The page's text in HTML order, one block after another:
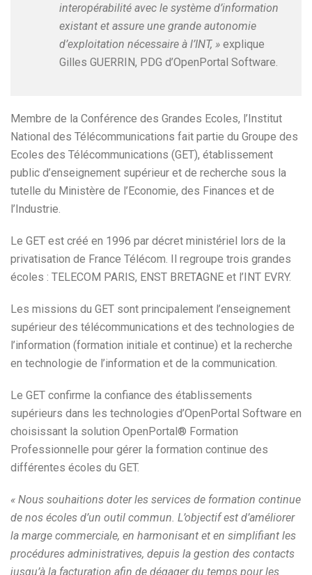
interopérabilité avec le système d’information
existant et assure une grande autonomie
d’exploitation nécessaire à l’INT, » explique
Gilles GUERRIN, PDG d’OpenPortal Software.
Membre de la Conférence des Grandes Ecoles, l’Institut
National des Télécommunications fait partie du Groupe des
Ecoles des Télécommunications (GET), établissement
public d’enseignement supérieur et de recherche sous la
tutelle du Ministère de l’Economie, des Finances et de
l’Industrie.
Le GET est créé en 1996 par décret ministériel lors de la
privatisation de France Télécom. Il regroupe trois grandes
écoles : TELECOM PARIS, ENST BRETAGNE et l’INT EVRY.
Les missions du GET sont principalement l’enseignement
supérieur des télécommunications et des technologies de
l’information (formation initiale et continue) et la recherche
en technologie de l’information et de la communication.
Le GET confirme la confiance des établissements
supérieurs dans les technologies d’OpenPortal Software en
choisissant la solution OpenPortal® Formation
Professionnelle pour gérer la formation continue des
différentes écoles du GET.
« Nous souhaitions doter les services de formation continue
de nos écoles d’un outil commun. L’objectif est d’améliorer
la marge commerciale, en harmonisant et en simplifiant les
procédures administratives, depuis la gestion des contacts
jusqu’à la facturation afin de dégager du temps pour les